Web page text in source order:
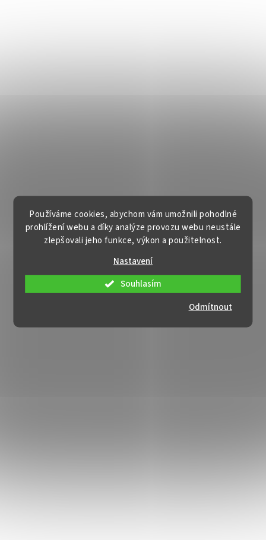
Používáme cookies, abychom vám umožnili pohodlné
prohlížení webu a díky analýze provozu webu neustále
zlepšovali jeho funkce, výkon a použitelnost.
Nastavení
Odmítnout
Souhlasím